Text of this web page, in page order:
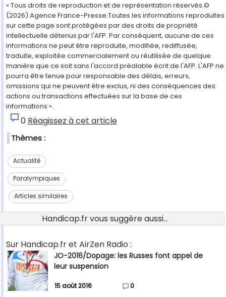
« Tous droits de reproduction et de représentation réservés.©
(2026) Agence France-Presse.Toutes les informations reproduites
sur cette page sont protégées par des droits de propriété
intellectuelle détenus par l'AFP. Par conséquent, aucune de ces
informations ne peut être reproduite, modifiée, rediffusée,
traduite, exploitée commercialement ou réutilisée de quelque
manière que ce soit sans l'accord préalable écrit de l'AFP. L'AFP ne
pourra être tenue pour responsable des délais, erreurs,
omissions qui ne peuvent être exclus, ni des conséquences des
actions ou transactions effectuées sur la base de ces
informations ».
0 Réagissez à cet article
Thèmes :
Actualité
Paralympiques
Articles similaires
Handicap.fr vous suggère aussi...
Sur Handicap.fr et AirZen Radio :
JO-2016/Dopage: les Russes font appel de
leur suspension
15 août 2016 0